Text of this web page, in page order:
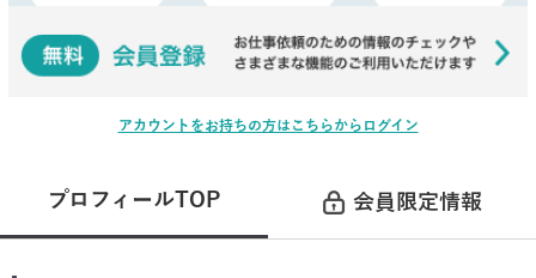
アカウントをお持ちの方はこちらからログイン
プロフィールTOP 会員限定情報